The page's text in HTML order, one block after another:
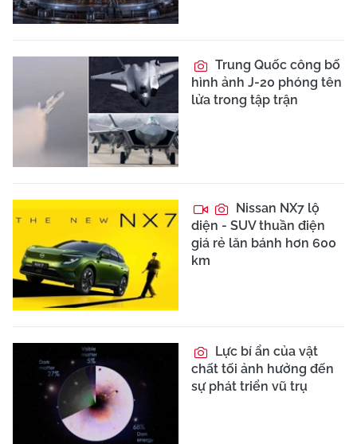
Trung Quốc công bố
hình ảnh J-20 phóng tên
lửa trong tập trận
Nissan NX7 lộ
diện - SUV thuần điện
giá rẻ lăn bánh hơn 600
km
Lực bí ẩn của vật
chất tối ảnh hưởng đến
sự phát triển vũ trụ